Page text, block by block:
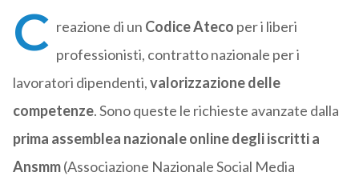
C reazione di un Codice Ateco per i liberi
professionisti, contratto nazionale per i
lavoratori dipendenti,valorizzazione delle
competenze. Sono queste le richieste avanzate dalla
prima assemblea nazionale online degli iscritti a
Ansmm(Associazione Nazionale Social Media